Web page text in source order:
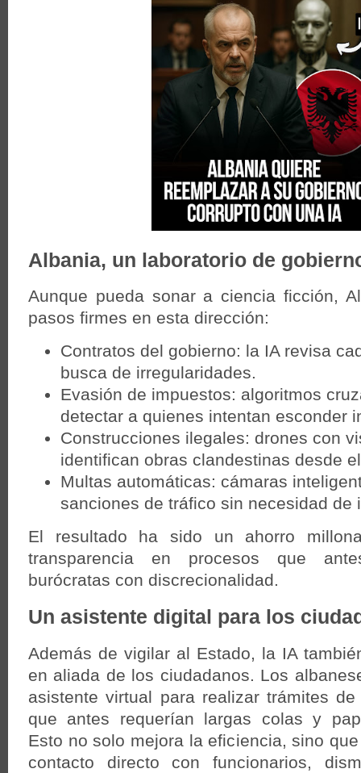
Albania, un laboratorio de
Aunque pueda sonar a ciencia ficción,
pasos firmes en esta dirección:
Contratos del gobierno: la IA revisa
busca de irregularidades.
Evasión de impuestos: algoritmos
detectar a quienes intentan esconder
Construcciones ilegales: drones con
identifican obras clandestinas desde
Multas automáticas: cámaras
sanciones de tráfico sin necesidad de
El resultado ha sido un ahorro
transparencia en procesos que
burócratas con discrecionalidad.
Un asistente digital para los
Además de vigilar al Estado, la IA
en aliada de los ciudadanos. Los
asistente virtual para realizar trámites
que antes requerían largas colas y
Esto no solo mejora la eficiencia, sino
contacto directo con funcionarios,